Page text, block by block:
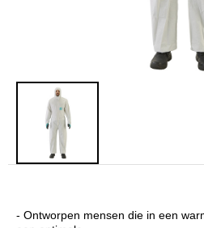
- Ontworpen mensen die in een